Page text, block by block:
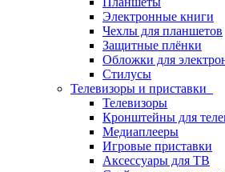
Электронные книги
Чехлы для планшетов
Защитные плёнки
Обложки для
Стилусы
Телевизоры и приставки
Телевизоры
Кронштейны для
Медиаплееры
Игровые приставки
Аксессуары для ТВ